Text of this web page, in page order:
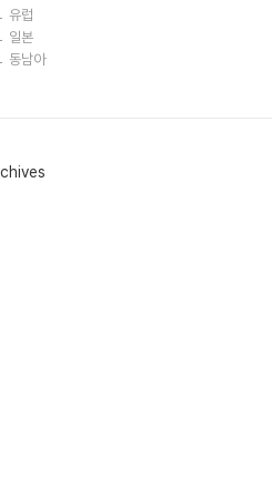
유럽
일본
동남아